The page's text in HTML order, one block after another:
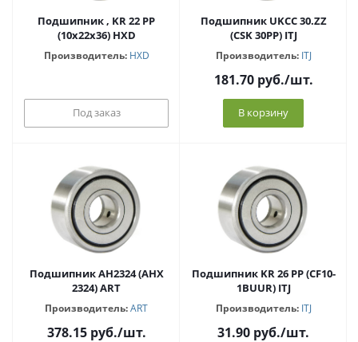
Подшипник , KR 22 PP
(10x22x36) HXD
Производитель: HXD
Под заказ
Подшипник UKCC 30.ZZ
(CSK 30PP) ITJ
Производитель: ITJ
181.70руб./шт.
В корзину
Подшипник AH2324 (AHX
2324) ART
Производитель:ART
378.15руб./шт.
Подшипник KR 26 PP (CF10-
1BUUR) ITJ
Производитель: ITJ
31.90 руб./шт.